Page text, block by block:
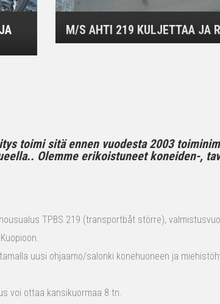
M/S AHTI 219 KULJETTAA JA
toimi sitä ennen vuodesta 2003
Olemme erikoistuneet koneiden-,
TPBS 219 (transportbåt större),
uusi ohjaamo/salonki konehuoneen ja
voi ottaa kansikuormaa 8 tn.